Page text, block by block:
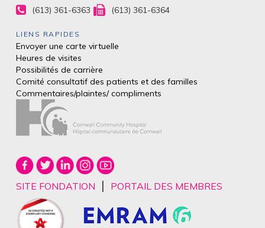
(613) 361-6363
(613) 361-6364
LIENS RAPIDES
Envoyer une carte virtuelle
Heures de visites
Possibilités de carrière
Comité consultatif des patients et des familles
Commentaires/plaintes/compliments
SITE FONDATION | PORTAIL DES MEMBRES